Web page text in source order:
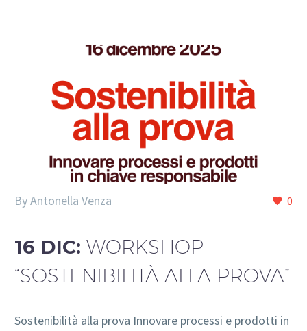
0
By Antonella Venza
16 DIC: WORKSHOP
“SOSTENIBILITÀ ALLA PROVA”
Sostenibilità alla prova Innovare processi e prodotti in